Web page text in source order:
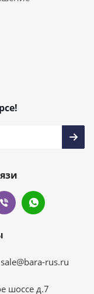
sale@bara-rus.ru
шоссе д.7